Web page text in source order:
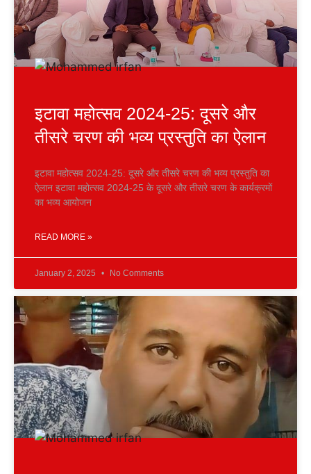
इटावा महोत्सव 2024-25: दूसरे और
तीसरे चरण की भव्य प्रस्तुति का ऐलान
इटावा महोत्सव 2024-25: दूसरे और तीसरे चरण की भव्य प्रस्तुति का
ऐलान इटावा महोत्सव 2024-25 के दूसरे और तीसरे चरण के कार्यक्रमों
का भव्य आयोजन
READ MORE »
January 2, 2025 No Comments